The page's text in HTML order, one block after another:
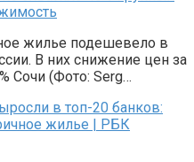
жилье подешевело в
В них снижение цен за
Сочи (Фото: Serg…
в топ-20 банков:
жилье | РБК